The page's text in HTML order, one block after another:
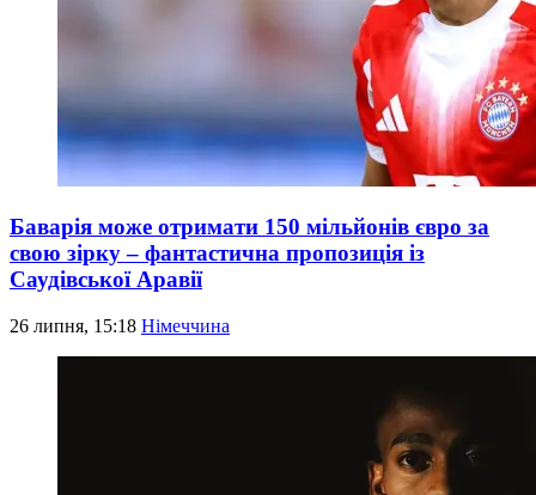
Баварія може отримати 150 мільйонів євро за
свою зірку – фантастична пропозиція із
Саудівської Аравії
26 липня, 15:18 Німеччина